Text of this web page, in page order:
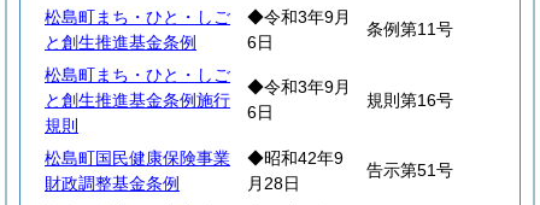
松島町まち・ひと・しご
と創生推進基金条例
◆令和3年9月
6日
条例第11号
松島町まち・ひと・しご
と創生推進基金条例施行
規則
◆令和3年9月
6日
規則第16号
松島町国民健康保険事業
財政調整基金条例
◆昭和42年9
月28日
告示第51号